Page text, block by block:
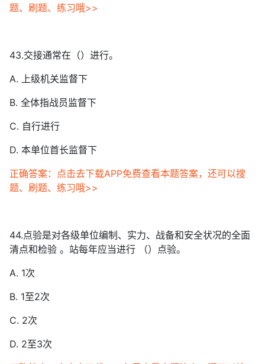
题、刷题、练习哦>>
43.交接通常在（）进行。
A. 上级机关监督下
B. 全体指战员监督下
C. 自行进行
D. 本单位首长监督下
正确答案：点击去下载APP免费查看本题答案，还可以搜
题、刷题、练习哦>>
44.点验是对各级单位编制、实力、战备和安全状况的全面
清点和检验 。站每年应当进行 （）点验。
A. 1次
B. 1至2次
C. 2次
D. 2至3次